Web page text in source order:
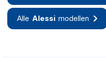
Alle Alessi modellen